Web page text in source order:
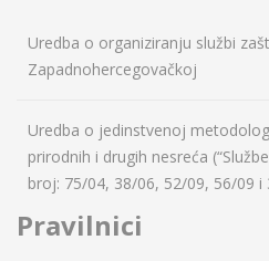
Uredba o organiziranju službi
Zapadnohercegovačkoj
Uredba o jedinstvenoj
prirodnih i drugih nesreća
broj: 75/04, 38/06, 52/09, 56/09 i
Pravilnici